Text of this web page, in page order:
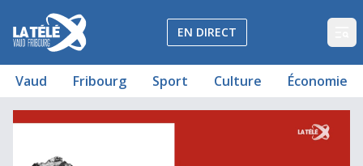
La Télé - Télévision régionale Vaud et Fribourg
EN DIRECT
Vaud Fribourg Sport Culture Économie
Résultats des élections fédérales - Flash de 16h00
Fédérales 2023 / Fribourg / Résultats à 16h00